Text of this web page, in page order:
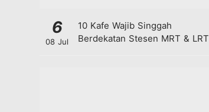
6
08 Jul
10 Kafe Wajib Singgah
Berdekatan Stesen MRT & LRT